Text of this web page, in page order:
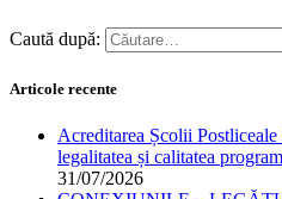
Caută după:
Articole recente
Acreditarea Școlii
legalitatea și calitatea
31/07/2026